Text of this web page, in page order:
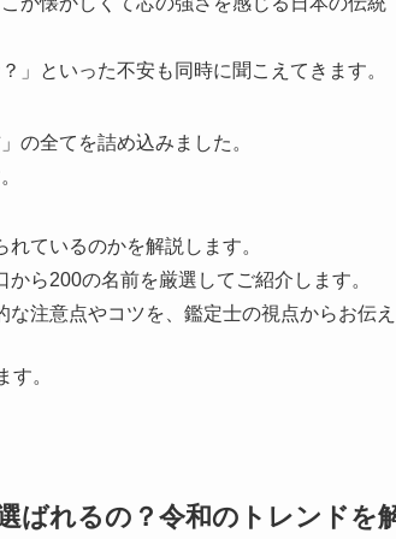
」といった不安も同時に聞こえてきます。
の全てを詰め込みました。
ているのかを解説します。
ら200の名前を厳選してご紹介します。
な注意点やコツを、鑑定士の視点からお伝え
す。
ばれるの？令和のトレンドを